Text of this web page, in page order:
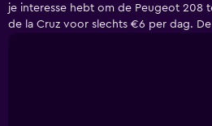
je interesse hebt om de Peugeot 208
de la Cruz voor slechts €6 per dag.